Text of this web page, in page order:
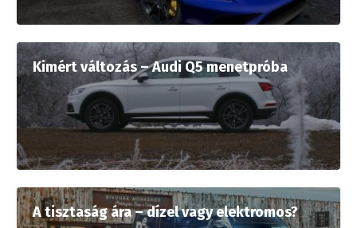
Kimért változás – Audi Q5 menetpróba
A tisztaság ára – dízel vagy elektromos?